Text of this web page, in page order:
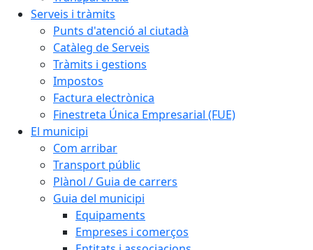
Serveis i tràmits
Punts d'atenció al ciutadà
Catàleg de Serveis
Tràmits i gestions
Impostos
Factura electrònica
Finestreta Única Empresarial (FUE)
El municipi
Com arribar
Transport públic
Plànol / Guia de carrers
Guia del municipi
Equipaments
Empreses i comerços